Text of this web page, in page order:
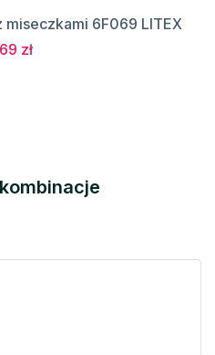
6F069 LITEX
zł